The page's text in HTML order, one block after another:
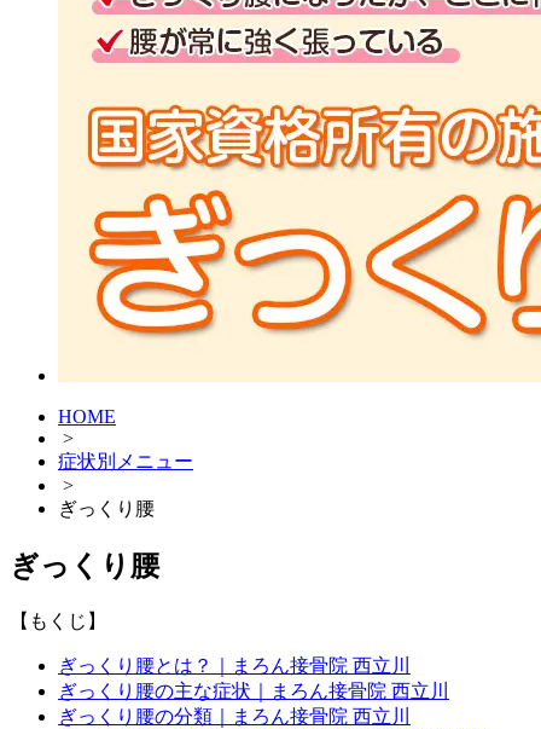
HOME
>
症状別メニュー
>
ぎっくり腰
ぎっくり腰
【もくじ】
ぎっくり腰とは？｜まろん接骨院 西立川
ぎっくり腰の主な症状｜まろん接骨院 西立川
ぎっくり腰の分類｜まろん接骨院 西立川